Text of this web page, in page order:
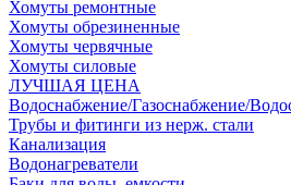
Хомуты ремонтные
Хомуты обрезиненные
Хомуты червячные
Хомуты силовые
ЛУЧШАЯ ЦЕНА
Водоснабжение/Газоснабжение/
Трубы и фитинги из нерж. стали
Канализация
Водонагреватели